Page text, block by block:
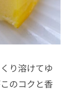
り溶けてゆ
のコクと香